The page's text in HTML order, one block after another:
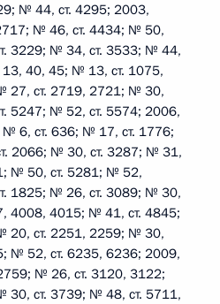
№ 44, ст. 4295; 2003,
№ 46, ст. 4434; № 50,
3229; № 34, ст. 3533; № 44,
40, 45; № 13, ст. 1075,
27, ст. 2719, 2721; № 30,
5247; № 52, ст. 5574; 2006,
6, ст. 636; № 17, ст. 1776;
2066; № 30, ст. 3287; № 31,
№ 50, ст. 5281; № 52,
1825; № 26, ст. 3089; № 30,
4008, 4015; № 41, ст. 4845;
20, ст. 2251, 2259; № 30,
№ 52, ст. 6235, 6236; 2009,
№ 26, ст. 3120, 3122;
ст. 3739; № 48, ст. 5711,